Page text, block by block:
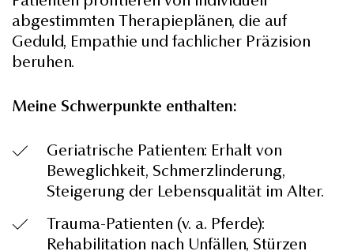
abgestimmten Therapieplänen, die auf
Geduld, Empathie und fachlicher Präzision
beruhen.
Meine Schwerpunkte enthalten:
Geriatrische Patienten: Erhalt von
Beweglichkeit, Schmerzlinderung,
Steigerung der Lebensqualität im Alter.
Trauma-Patienten (v. a. Pferde):
Rehabilitation nach Unfällen, Stürzen